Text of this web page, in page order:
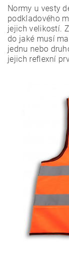
Normy u vesty
podkladového
jejich velikostí.
do jaké musí
jednu nebo
jejich reflexní